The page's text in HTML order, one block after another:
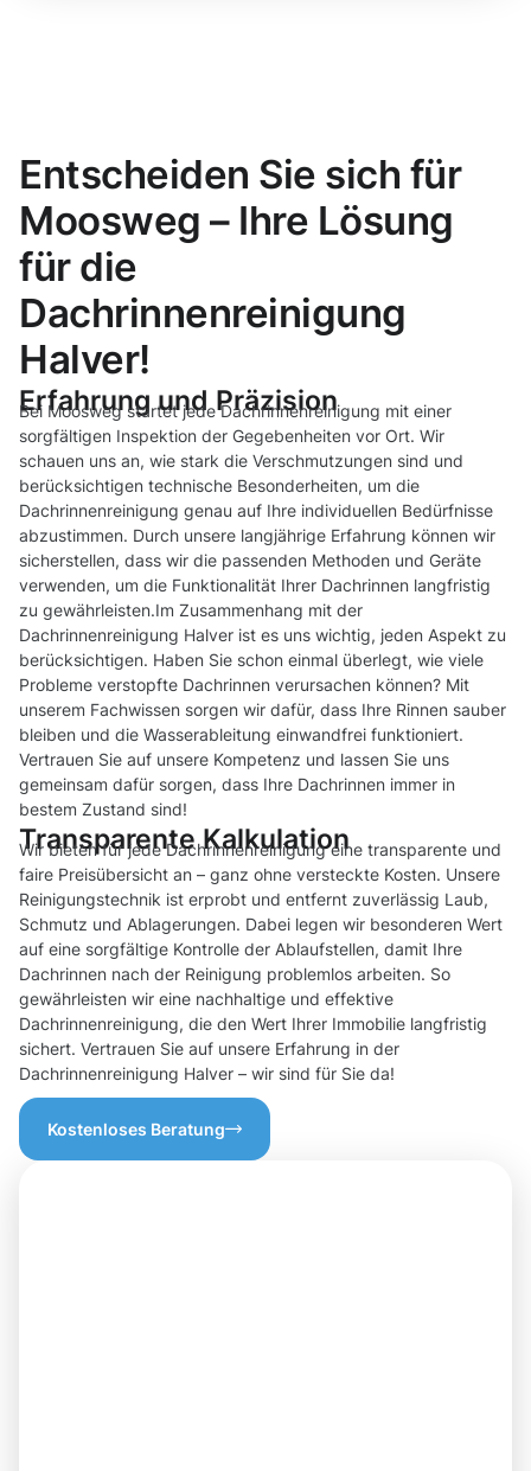
Entscheiden Sie sich für
Moosweg – Ihre Lösung
für die
Dachrinnenreinigung
Halver!
Erfahrung und Präzision
Bei Moosweg startet jede Dachrinnenreinigung mit einer
sorgfältigen Inspektion der Gegebenheiten vor Ort. Wir
schauen uns an, wie stark die Verschmutzungen sind und
berücksichtigen technische Besonderheiten, um die
Dachrinnenreinigung genau auf Ihre individuellen Bedürfnisse
abzustimmen. Durch unsere langjährige Erfahrung können wir
sicherstellen, dass wir die passenden Methoden und Geräte
verwenden, um die Funktionalität Ihrer Dachrinnen langfristig
zu gewährleisten.Im Zusammenhang mit der
Dachrinnenreinigung Halver ist es uns wichtig, jeden Aspekt zu
berücksichtigen. Haben Sie schon einmal überlegt, wie viele
Probleme verstopfte Dachrinnen verursachen können? Mit
unserem Fachwissen sorgen wir dafür, dass Ihre Rinnen sauber
bleiben und die Wasserableitung einwandfrei funktioniert.
Vertrauen Sie auf unsere Kompetenz und lassen Sie uns
gemeinsam dafür sorgen, dass Ihre Dachrinnen immer in
bestem Zustand sind!
Transparente Kalkulation
Wir bieten für jede Dachrinnenreinigung eine transparente und
faire Preisübersicht an – ganz ohne versteckte Kosten. Unsere
Reinigungstechnik ist erprobt und entfernt zuverlässig Laub,
Schmutz und Ablagerungen. Dabei legen wir besonderen Wert
auf eine sorgfältige Kontrolle der Ablaufstellen, damit Ihre
Dachrinnen nach der Reinigung problemlos arbeiten. So
gewährleisten wir eine nachhaltige und effektive
Dachrinnenreinigung, die den Wert Ihrer Immobilie langfristig
sichert. Vertrauen Sie auf unsere Erfahrung in der
Dachrinnenreinigung Halver – wir sind für Sie da!
Kostenloses Beratung